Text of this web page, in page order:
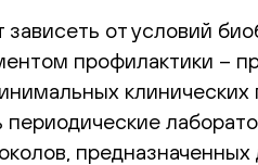
от условий
профилактики –